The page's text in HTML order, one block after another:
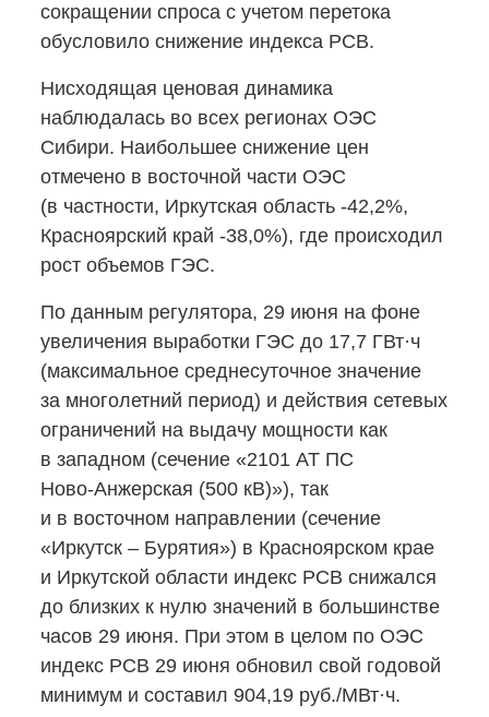
сокращении спроса с учетом перетока
обусловило снижение индекса РСВ.
Нисходящая ценовая динамика
наблюдалась во всех регионах ОЭС
Сибири. Наибольшее снижение цен
отмечено в восточной части ОЭС
(в частности, Иркутская область -42,2%,
Красноярский край -38,0%), где происходил
рост объемов ГЭС.
По данным регулятора, 29 июня на фоне
увеличения выработки ГЭС до 17,7 ГВт·ч
(максимальное среднесуточное значение
за многолетний период) и действия сетевых
ограничений на выдачу мощности как
в западном (сечение «2101 АТ ПС
Ново-Анжерская (500 кВ)»), так
и в восточном направлении (сечение
«Иркутск – Бурятия») в Красноярском крае
и Иркутской области индекс РСВ снижался
до близких к нулю значений в большинстве
часов 29 июня. При этом в целом по ОЭС
индекс РСВ 29 июня обновил свой годовой
минимум и составил 904,19 руб./МВт·ч.